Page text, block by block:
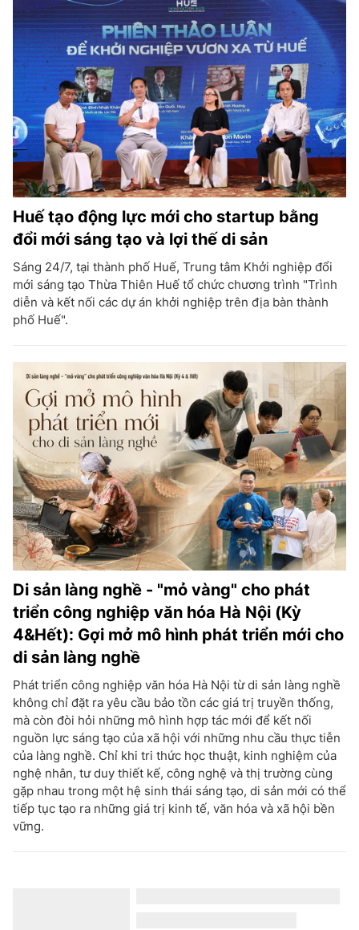
Huế tạo động lực mới cho startup bằng
đổi mới sáng tạo và lợi thế di sản
Sáng 24/7, tại thành phố Huế, Trung tâm Khởi nghiệp đổi
mới sáng tạo Thừa Thiên Huế tổ chức chương trình "Trình
diễn và kết nối các dự án khởi nghiệp trên địa bàn thành
phố Huế".
Di sản làng nghề - "mỏ vàng" cho phát
triển công nghiệp văn hóa Hà Nội (Kỳ
4&Hết): Gợi mở mô hình phát triển mới cho
di sản làng nghề
Phát triển công nghiệp văn hóa Hà Nội từ di sản làng nghề
không chỉ đặt ra yêu cầu bảo tồn các giá trị truyền thống,
mà còn đòi hỏi những mô hình hợp tác mới để kết nối
nguồn lực sáng tạo của xã hội với những nhu cầu thực tiễn
của làng nghề. Chỉ khi tri thức học thuật, kinh nghiệm của
nghệ nhân, tư duy thiết kế, công nghệ và thị trường cùng
gặp nhau trong một hệ sinh thái sáng tạo, di sản mới có thể
tiếp tục tạo ra những giá trị kinh tế, văn hóa và xã hội bền
vững.